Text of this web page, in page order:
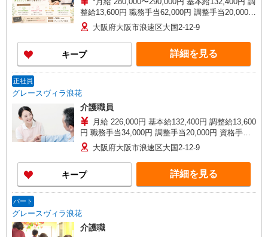
整給13,600円 職務手当62,000円 調整手当20,000円
夜勤手当8,000円／回（月4回程度）※ 処遇改善手
当20,000円〜／月※ 資格手当10,000円/月（介護福
祉士資格保有の方） *試用期間中の月給 228,000〜
238,000円 ※試用期間3ヶ月経過後から支給 夜勤
手当8,000円／回（月4回程度） 処遇改善手当
大阪府大阪市浪速区大国2-12-9
キープ 詳細を見る
正社員
グレースヴィラ浪花
介護職員
月給 226,000円 基本給132,400円 調整給13,600
円 職務手当34,000円 調整手当20,000円 資格手当
10,000円（介護福祉士資格保有者） 試用期間3ヶ
月中：月給200,000円（処遇改善手当を含まない）
試用期間3か月経過後：処遇改善手当16,000円 ※
処遇改善手当の金額は、一例となります。 社内
評価結果によって変動します。
大阪府大阪市浪速区大国2-12-9
キープ 詳細を見る
パート
グレースヴィラ浪花
介護職